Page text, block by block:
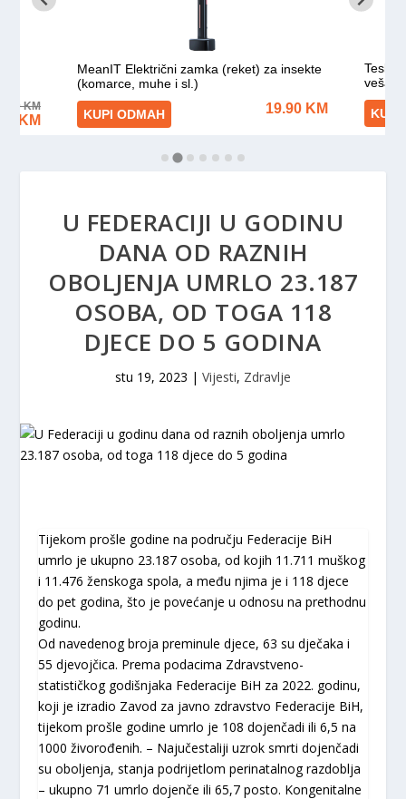
U FEDERACIJI U GODINU
DANA OD RAZNIH
OBOLJENJA UMRLO 23.187
OSOBA, OD TOGA 118
DJECE DO 5 GODINA
stu 19, 2023 | Vijesti, Zdravlje
Tijekom prošle godine na području Federacije BiH
umrlo je ukupno 23.187 osoba, od kojih 11.711 muškog
i 11.476 ženskoga spola, a među njima je i 118 djece
do pet godina, što je povećanje u odnosu na prethodnu
godinu.
Od navedenog broja preminule djece, 63 su dječaka i
55 djevojčica. Prema podacima Zdravstveno-
statističkog godišnjaka Federacije BiH za 2022. godinu,
koji je izradio Zavod za javno zdravstvo Federacije BiH,
tijekom prošle godine umrlo je 108 dojenčadi ili 6,5 na
1000 živorođenih. – Najučestaliji uzrok smrti dojenčadi
su oboljenja, stanja podrijetlom perinatalnog razdoblja
– ukupno 71 umrlo dojenče ili 65,7 posto. Kongenitalne